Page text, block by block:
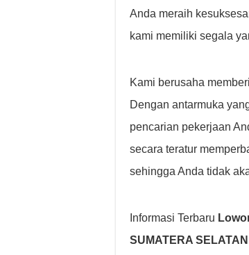
Anda meraih
kami memiliki segala
Kami berusaha
Dengan antarmuka
pencarian pekerjaan
secara teratur
sehingga Anda tidak
Informasi Terbaru
SUMATERA